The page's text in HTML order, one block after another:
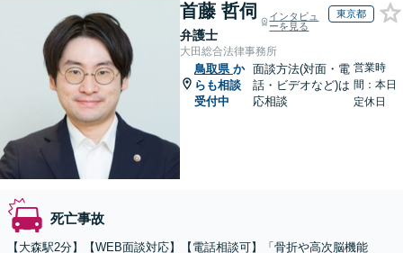
首藤 哲伺
弁護士
インタビュ
ーを見る
東京都
大田総合法律事務所
鳥取県 か
らも相談
受付中
面談方法(対面・電
話・ビデオなど)は
応相談
営業時
間：本日
定休日
死亡事故
【大森駅2分】【WEB面談対応】【電話相談可】「骨折や高次脳機能